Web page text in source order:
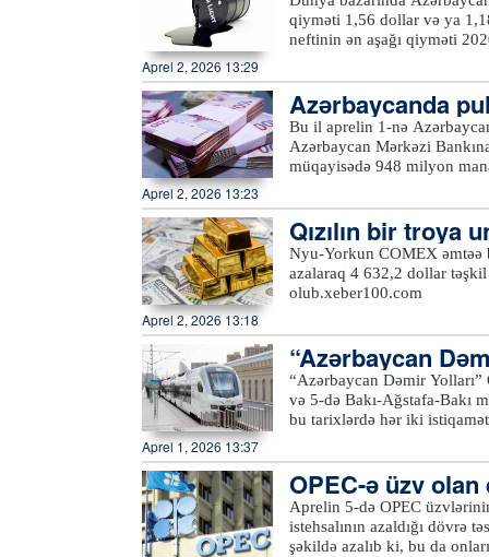
idxalı isə 12 faiz artaraq
saxlama tutumunun
faizə çatıb.xeber100.com
məsrəflərinə (55 şirkət
bp-nin 169 kiçik və orta
xərcləri isə 19,6 milyon
qiyməti 1,56 dollar və ya 1,18 faiz
neftinin ən aşağı qiyməti
Aprel 2, 2026 13:29
Azərbaycanda
şkil edib
Bu il aprelin 1-nə
Azərbaycan Mərkəzi
müqayisədə 948 milyon
Aprel 2, 2026 13:23
Qızılın bir troya
Nyu-Yorkun COMEX əmtəə
azalaraq 4 632,2 dollar
olub.xeber100.com
Aprel 2, 2026 13:18
“Azərbaycan
üzrə əlavə qatar
“Azərbaycan Dəmir
və 5-də Bakı-Ağstafa-Bakı
bu tarixlərdə hər iki istiqamətə səfərlər təşkil
əldə etmək olar. Qeyd edək
gündəlik səfərlər təşkil
Aprel 1, 2026 13:37
OPEC-ə üzv
alıb
Aprelin 5-də OPEC
istehsalının azaldığı dövrə
şəkildə azalıb ki, bu da